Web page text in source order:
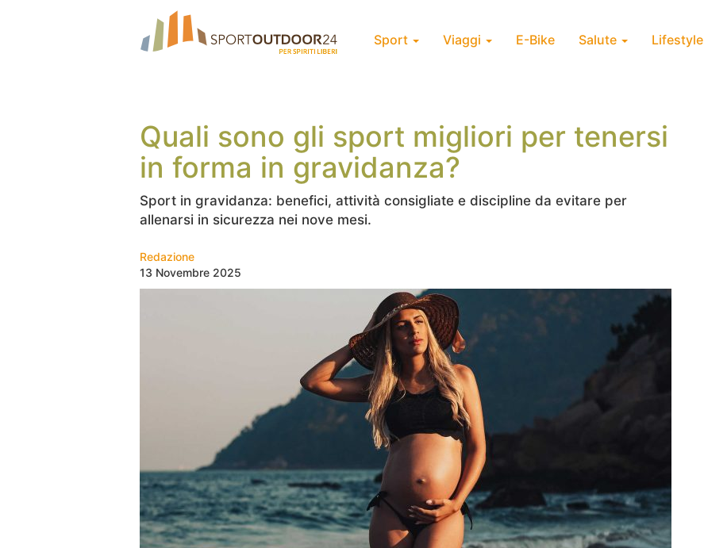
Sport Viaggi E-Bike Salute Lifestyle
Quali sono gli sport migliori per tenersi
in forma in gravidanza?
Sport in gravidanza: benefici, attività consigliate e discipline da evitare per
allenarsi in sicurezza nei nove mesi.
Redazione
13 Novembre 2025